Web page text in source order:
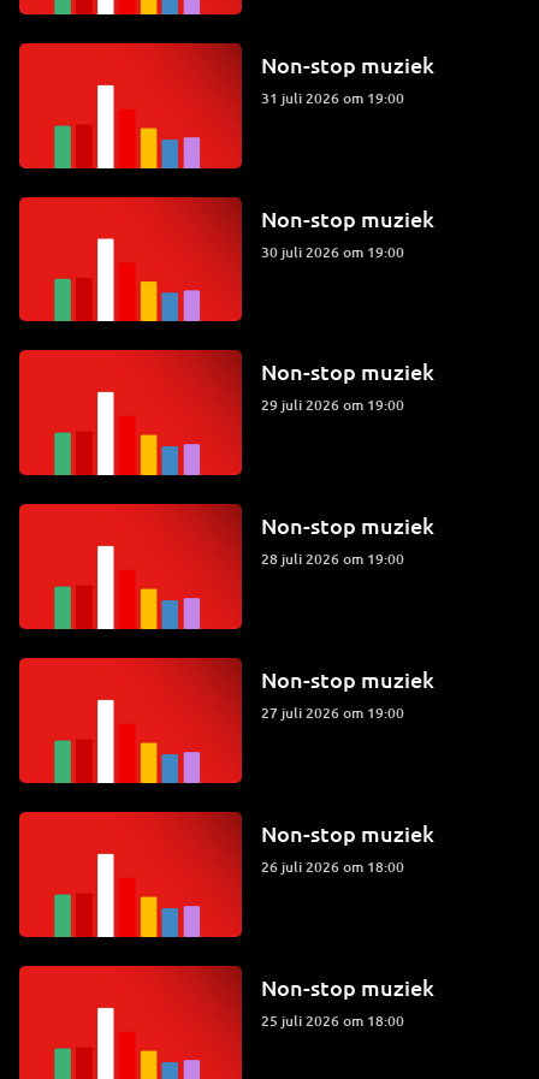
Non-stop muziek
31 juli 2026 om 19:00
Non-stop muziek
30 juli 2026 om 19:00
Non-stop muziek
29 juli 2026 om 19:00
Non-stop muziek
28 juli 2026 om 19:00
Non-stop muziek
27 juli 2026 om 19:00
Non-stop muziek
26 juli 2026 om 18:00
Non-stop muziek
25 juli 2026 om 18:00